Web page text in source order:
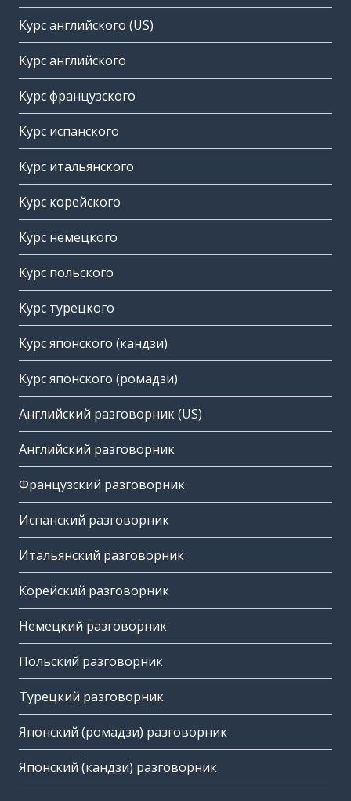
Курс английского (US)
Курс английского
Курс французского
Курс испанского
Курс итальянского
Курс корейского
Курс немецкого
Курс польского
Курс турецкого
Курс японского (кандзи)
Курс японского (ромадзи)
Английский разговорник (US)
Английский разговорник
Французский разговорник
Испанский разговорник
Итальянский разговорник
Корейский разговорник
Немецкий разговорник
Польский разговорник
Турецкий разговорник
Японский (ромадзи) разговорник
Японский (кандзи) разговорник